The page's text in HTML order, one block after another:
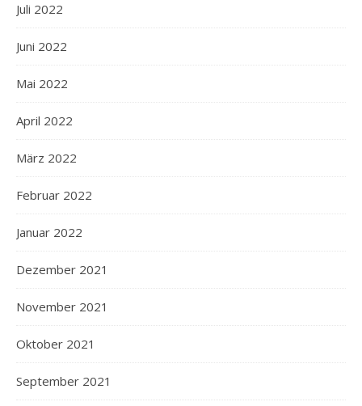
Juli 2022
Juni 2022
Mai 2022
April 2022
März 2022
Februar 2022
Januar 2022
Dezember 2021
November 2021
Oktober 2021
September 2021